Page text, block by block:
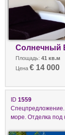
Солнечный
Площадь: 41 кв.м
Цена € 14 000
ID 1559
Спецпредложение.
море. Отделка под